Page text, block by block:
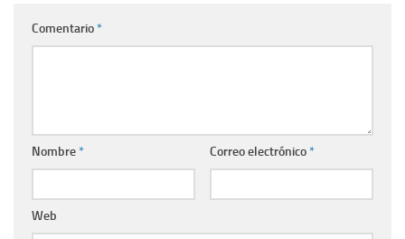
Comentario*
Nombre* Correo electrónico*
Web